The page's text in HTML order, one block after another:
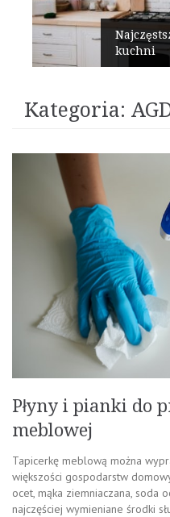
kuchni
Kategoria:
Płyny i pianki do
meblowej
Tapicerkę meblową można
większości gospodarstw
ocet, mąka ziemniaczana, soda
najczęściej wymieniane środki